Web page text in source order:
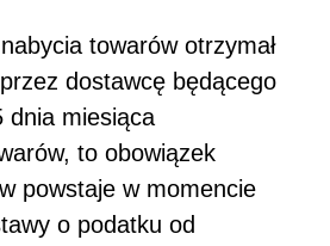
towarów otrzymał
dostawcę będącego
dnia miesiąca
to obowiązek
powstaje w momencie
o podatku od